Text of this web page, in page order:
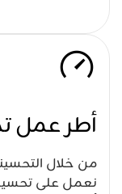
أطر عمل
من خلال
نعمل على تحسين